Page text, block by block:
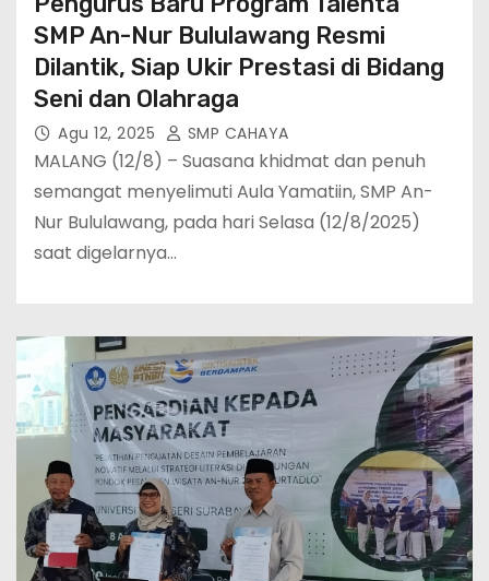
SMP An-Nur Bululawang Resmi
Dilantik, Siap Ukir Prestasi di Bidang
Seni dan Olahraga
Agu 12, 2025 SMP CAHAYA
MALANG (12/8) – Suasana khidmat dan penuh
semangat menyelimuti Aula Yamatiin, SMP An-
Nur Bululawang, pada hari Selasa (12/8/2025)
saat digelarnya…